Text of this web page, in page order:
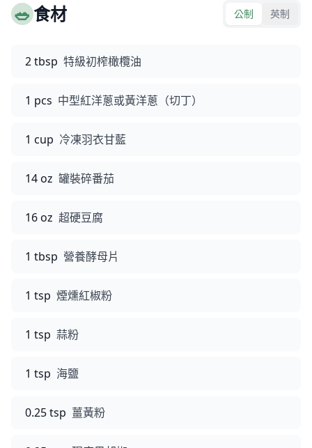
🥗食材 公制 英制
2 tbsp 特級初榨橄欖油
1 pcs 中型紅洋蔥或黃洋蔥（切丁）
1 cup 冷凍羽衣甘藍
14 oz 罐裝碎番茄
16 oz 超硬豆腐
1 tbsp 營養酵母片
1 tsp 煙燻紅椒粉
1 tsp 蒜粉
1 tsp 海鹽
0.25 tsp 薑黃粉